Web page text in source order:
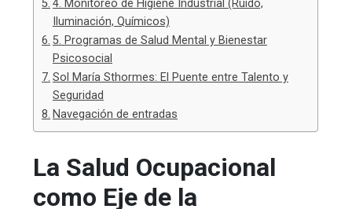
4. Monitoreo de Higiene Industrial (Ruido,
Iluminación, Químicos)
5. Programas de Salud Mental y Bienestar
Psicosocial
Sol María Sthormes: El Puente entre Talento y
Seguridad
Navegación de entradas
La Salud Ocupacional
como Eje de la